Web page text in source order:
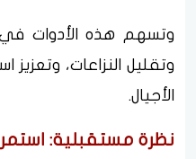
وتسهم هذه الأدوات في
وتقليل النزاعات، وتعزيز
الأجيال.
نظرة مستقبلية: